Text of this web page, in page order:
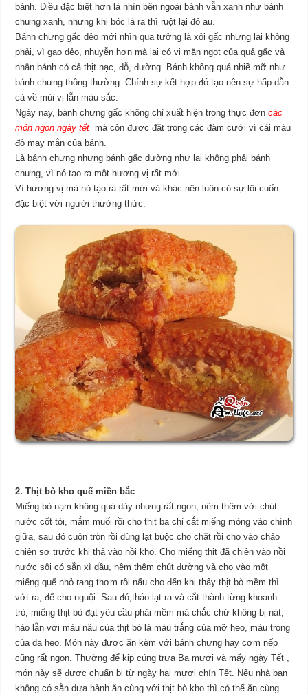
bánh. Điều đặc biệt hơn là nhìn bên ngoài bánh vẫn xanh như bánh
chưng xanh, nhưng khi bóc lá ra thì ruột lại đỏ au.
Bánh chưng gấc dẻo mới nhìn qua tưởng là xôi gấc nhưng lại không
phải, vì gạo dẻo, nhuyễn hơn mà lại có vị mặn ngọt của quả gấc và
nhân bánh có cả thịt nạc, đỗ, đường. Bánh không quá nhiề mỡ như
bánh chưng thông thường. Chính sự kết hợp đó tạo nên sự hấp dẫn
cả về mùi vị lẫn màu sắc.
Ngày nay, bánh chưng gấc không chỉ xuất hiện trong thực đơn các
món ngon ngày tết mà còn được đặt trong các đàm cưới vì cái màu
đỏ may mắn của bánh.
Là bánh chưng nhưng bánh gấc dường như lại không phải bánh
chưng, vì nó tạo ra một hương vị rất mới.
Vì hương vị mà nó tạo ra rất mới và khác nên luôn có sự lôi cuốn
đặc biệt với người thưởng thức.
2. Thịt bò kho quế miền bắc
Miếng bò nạm không quá dày nhưng rất ngon, nêm thêm với chút
nước cốt tỏi, mắm muối rồi cho thịt ba chỉ cắt miếng mỏng vào chính
giữa, sau đó cuộn tròn rồi dùng lạt buộc cho chặt rồi cho vào chảo
chiên sơ trước khi thả vào nồi kho. Cho miếng thịt đã chiên vào nồi
nước sôi có sẵn xì dầu, nêm thêm chút đường và cho vào một
miếng quế nhỏ rang thơm rồi nấu cho đến khi thấy thịt bò mềm thì
vớt ra, để cho nguội. Sau đó,tháo lạt ra và cắt thành từng khoanh
trò, miếng thịt bò đạt yêu cầu phải mềm mà chắc chứ không bị nát,
hào lẫn với màu nâu của thịt bò là màu trắng của mỡ heo, màu trong
của da heo. Món này được ăn kèm với bánh chưng hay cơm nếp
cũng rất ngon. Thường để kịp cúng trưa Ba mươi và mấy ngày Tết ,
món này sẽ được chuẩn bị từ ngày hai mươi chín Tết. Nếu nhà bạn
không có sẵn dưa hành ăn cùng với thịt bò kho thì có thể ăn cùng